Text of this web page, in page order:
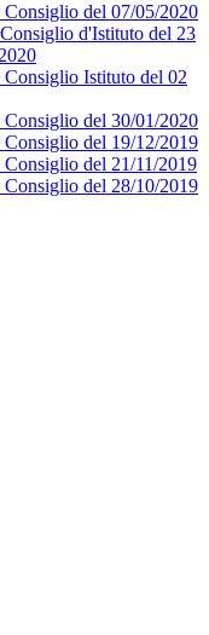
del 07/05/2020
d'Istituto del 23
Istituto del 02
del 30/01/2020
del 19/12/2019
del 21/11/2019
del 28/10/2019